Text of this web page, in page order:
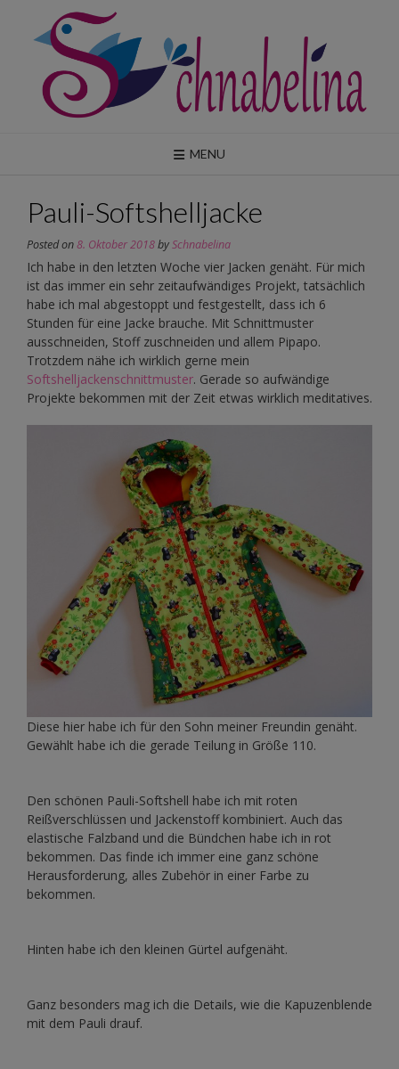
content
MENU
Pauli-Softshelljacke
Posted on8. Oktober 2018bySchnabelina
Ich habe in den letzten Woche vier Jacken genäht. Für mich
ist das immer ein sehr zeitaufwändiges Projekt, tatsächlich
habe ich mal abgestoppt und festgestellt, dass ich 6
Stunden für eine Jacke brauche. Mit Schnittmuster
ausschneiden, Stoff zuschneiden und allem Pipapo.
Trotzdem nähe ich wirklich gerne mein
Softshelljackenschnittmuster. Gerade so aufwändige
Projekte bekommen mit der Zeit etwas wirklich meditatives.
Diese hier habe ich für den Sohn meiner Freundin genäht.
Gewählt habe ich die gerade Teilung in Größe 110.
Den schönen Pauli-Softshell habe ich mit roten
Reißverschlüssen und Jackenstoff kombiniert. Auch das
elastische Falzband und die Bündchen habe ich in rot
bekommen. Das finde ich immer eine ganz schöne
Herausforderung, alles Zubehör in einer Farbe zu
bekommen.
Hinten habe ich den kleinen Gürtel aufgenäht.
Ganz besonders mag ich die Details, wie die Kapuzenblende
mit dem Pauli drauf.